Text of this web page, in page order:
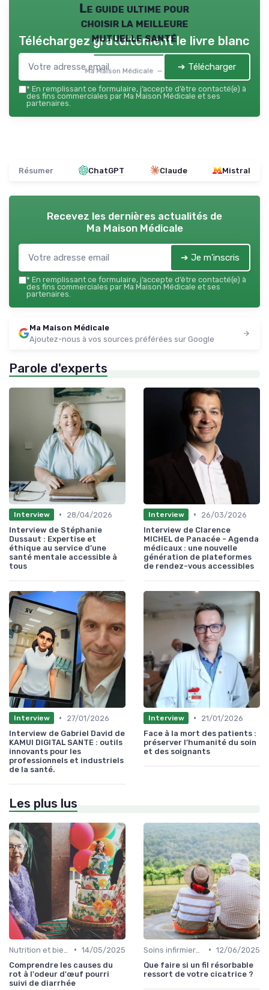
Le guide ultime pour
choisir la meilleure
mutuelle santé
Ma Maison Médicale — 2026
Téléchargez gratuitement le livre blanc
➔ Télécharger
* En remplissant ce formulaire, j’accepte d’être contacté(e) à
des fins commerciales par Ma Maison Médicale et ses
partenaires.
Résumer ChatGPT Claude Mistral
Recevez les dernières actualités de
Ma Maison Médicale
➔ Je m'inscris
* En remplissant ce formulaire, j’accepte d’être contacté(e) à
des fins commerciales par Ma Maison Médicale et ses
partenaires.
Ma Maison Médicale
Ajoutez-nous à vos sources préférées sur Google
Parole d'experts
Interview •
28/04/2026
Interview de Stéphanie
Dussaut : Expertise et
éthique au service d’une
santé mentale accessible à
tous
Interview •
26/03/2026
Interview de Clarence
MICHEL de Panacée - Agenda
médicaux : une nouvelle
génération de plateformes
de rendez-vous accessibles
Interview •
27/01/2026
Interview de Gabriel David de
KAMUI DIGITAL SANTE : outils
innovants pour les
professionnels et industriels
de la santé.
Interview •
21/01/2026
Face à la mort des patients :
préserver l’humanité du soin
et des soignants
Les plus lus
• 14/05/2025
Comprendre les causes du
rot à l'odeur d'œuf pourri
suivi de diarrhée
• 12/06/2025
Que faire si un fil résorbable
ressort de votre cicatrice ?